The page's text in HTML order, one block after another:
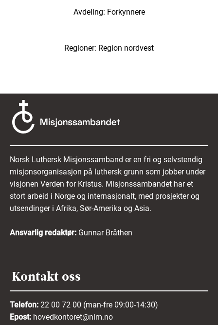
Avdeling: Forkynnere
Regioner: Region nordvest
Norsk Luthersk Misjonssamband er en fri og selvstendig
misjonsorganisasjon på luthersk grunn som jobber under
visjonen Verden for Kristus. Misjonssambandet har et
stort arbeid i Norge og internasjonalt, med prosjekter og
utsendinger i Afrika, Sør-Amerika og Asia.
Ansvarlig redaktør: Gunnar Bråthen
Kontakt oss
Telefon: 22 00 72 00 (man-fre 09:00-14:30)
Epost: hovedkontoret@nlm.no